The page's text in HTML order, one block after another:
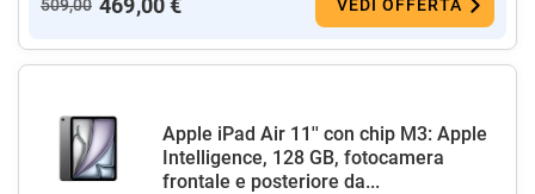
509,00 469,00 € VEDI OFFERTA
Apple iPad Air 11'' con chip M3: Apple
Intelligence, 128 GB, fotocamera
frontale e posteriore da...